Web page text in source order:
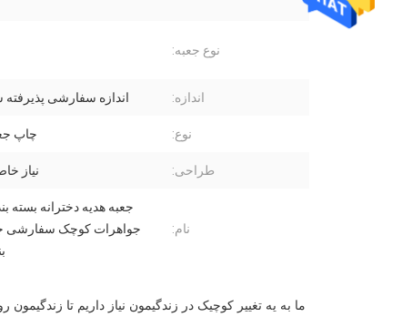
نوع جعبه:
اندازه: اندازه سفارشی
نوع: چاپ
طراحی: نیاز
نام:
جعبه هدیه دخترانه بسته
جواهرات کوچک سفارشی